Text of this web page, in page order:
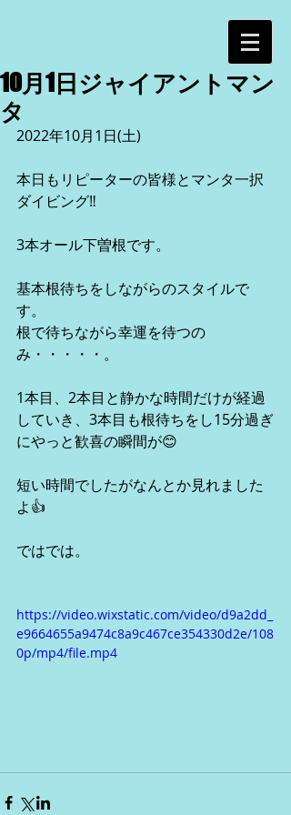
10月1日ジャイアントマン
タ
2022年10月1日(土)
本日もリピーターの皆様とマンタ一択
ダイビング‼️
3本オール下曽根です。
基本根待ちをしながらのスタイルで
す。
根で待ちながら幸運を待つの
み・・・・・。
1本目、2本目と静かな時間だけが経過
していき、3本目も根待ちをし15分過ぎ
にやっと歓喜の瞬間が😊
短い時間でしたがなんとか見れました
よ👍
ではでは。
https://video.wixstatic.com/video/d9a2dd_
e9664655a9474c8a9c467ce354330d2e/108
0p/mp4/file.mp4